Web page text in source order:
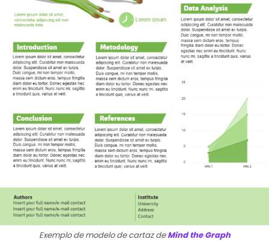
Exemplo de modelo de cartaz deMind the Graph